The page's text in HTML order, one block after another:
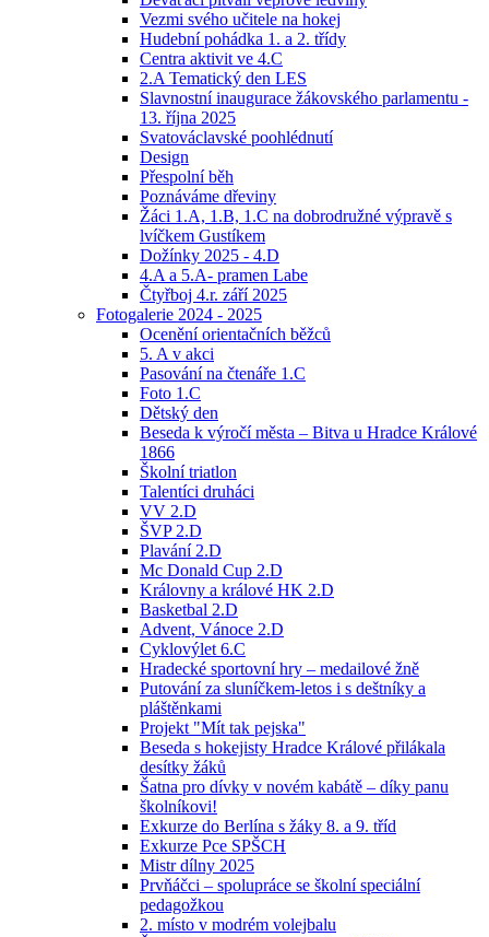
Vezmi svého učitele na hokej
Hudební pohádka 1. a 2. třídy
Centra aktivit ve 4.C
2.A Tematický den LES
Slavnostní inaugurace žákovského parlamentu -
13. října 2025
Svatováclavské poohlédnutí
Design
Přespolní běh
Poznáváme dřeviny
Žáci 1.A, 1.B, 1.C na dobrodružné výpravě s
lvíčkem Gustíkem
Dožínky 2025 - 4.D
4.A a 5.A- pramen Labe
Čtyřboj 4.r. září 2025
Fotogalerie 2024 - 2025
Ocenění orientačních běžců
5. A v akci
Pasování na čtenáře 1.C
Foto 1.C
Dětský den
Beseda k výročí města – Bitva u Hradce Králové
1866
Školní triatlon
Talentíci druháci
VV 2.D
ŠVP 2.D
Plavání 2.D
Mc Donald Cup 2.D
Královny a králové HK 2.D
Basketbal 2.D
Advent, Vánoce 2.D
Cyklovýlet 6.C
Hradecké sportovní hry – medailové žně
Putování za sluníčkem-letos i s deštníky a
pláštěnkami
Projekt "Mít tak pejska"
Beseda s hokejisty Hradce Králové přilákala
desítky žáků
Šatna pro dívky v novém kabátě – díky panu
školníkovi!
Exkurze do Berlína s žáky 8. a 9. tříd
Exkurze Pce SPŠCH
Mistr dílny 2025
Prvňáčci – spolupráce se školní speciální
pedagožkou
2. místo v modrém volejbalu